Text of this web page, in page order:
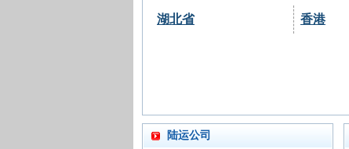
湖北省 香港
陆运公司